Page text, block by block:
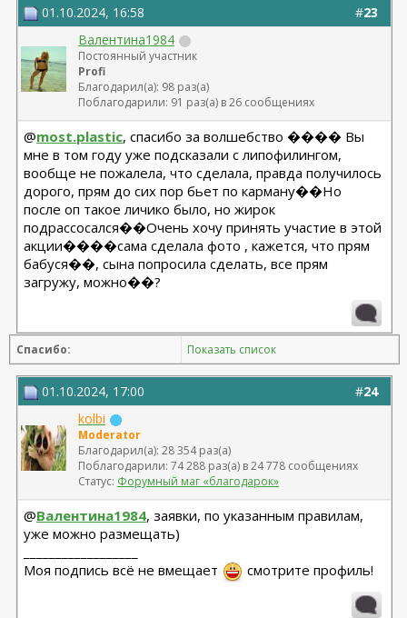
#23
01.10.2024, 16:58
Валентина1984
Постоянный участник
Profi
Благодарил(а): 98 раз(а)
Поблагодарили: 91 раз(а) в 26 сообщениях
@most.plastic, спасибо за волшебство ���� Вы
мне в том году уже подсказали с липофилингом,
вообще не пожалела, что сделала, правда получилось
дорого, прям до сих пор бьет по карману��Но
после оп такое личико было, но жирок
подрассосался��Очень хочу принять участие в этой
акции����сама сделала фото , кажется, что прям
бабуся��, сына попросила сделать, все прям
загружу, можно��?
Спасибо: Показать список
#24
01.10.2024, 17:00
kolbi
Moderator
Благодарил(а): 28 354 раз(а)
Поблагодарили: 74 288 раз(а) в 24 778 сообщениях
Статус: Форумный маг «благодарок»
@Валентина1984, заявки, по указанным правилам,
уже можно размещать)
Моя подпись всё не вмещает
смотрите профиль!